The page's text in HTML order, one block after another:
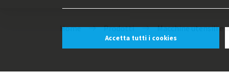
Accetta tutti i cookies
Home Prodotti Macchine utensili e